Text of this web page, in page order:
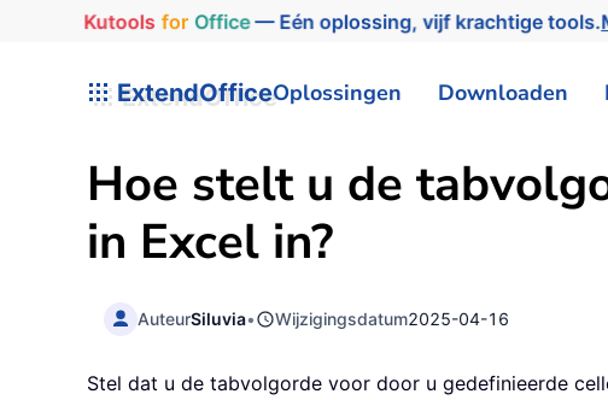
Kutools for Office— Eén oplossing, vijf krachtige tools.
ExtendOfficeOplossingen Downloaden
Hoe stelt u de
in Excel in?
AuteurSiluvia• Wijzigingsdatum2025-04-16
Stel dat u de tabvolgorde voor door u gedefinieerde